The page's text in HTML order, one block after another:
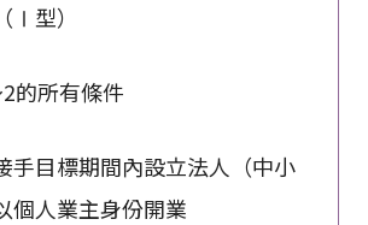
Ⅰ型）
的所有條件
手目標期間內設立法人（中小
個人業主身份開業